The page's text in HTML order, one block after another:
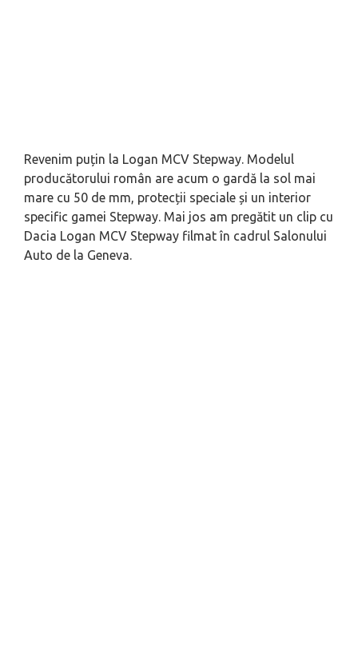
Revenim puțin la Logan MCV Stepway. Modelul
producătorului român are acum o gardă la sol mai
mare cu 50 de mm, protecții speciale și un interior
specific gamei Stepway. Mai jos am pregătit un clip cu
Dacia Logan MCV Stepway filmat în cadrul Salonului
Auto de la Geneva.